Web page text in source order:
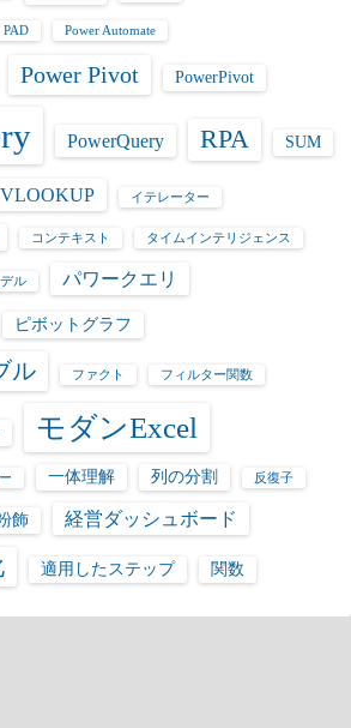
PAD Power Automate
Power Pivot PowerPivot
PowerQuery RPA SUM
VLOOKUP イテレーター
コンテキスト タイムインテリジェンス
ル
パワークエリ
ピボットグラフ
ル ファクト フィルター関数
モダンExcel
一体理解 列の分割 反復子
飾 経営ダッシュボード
適用したステップ 関数